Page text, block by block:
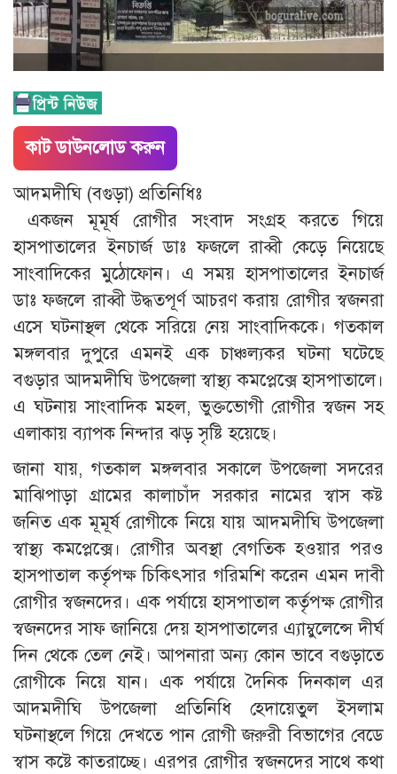
কাট ডাউনলোড করুন
আদমদীঘি (বগুড়া) প্রতিনিধিঃ
একজন মূমূর্ষ রোগীর সংবাদ সংগ্রহ করতে গিয়ে
হাসপাতালের ইনচার্জ ডাঃ ফজলে রাব্বী কেড়ে নিয়েছে
সাংবাদিকের মুঠোফোন। এ সময় হাসপাতালের ইনচার্জ
ডাঃ ফজলে রাব্বী উদ্ধতপূর্ণ আচরণ করায় রোগীর স্বজনরা
এসে ঘটনাস্থল থেকে সরিয়ে নেয় সাংবাদিককে। গতকাল
মঙ্গলবার দুপুরে এমনই এক চাঞ্চল্যকর ঘটনা ঘটেছে
বগুড়ার আদমদীঘি উপজেলা স্বাস্থ্য কমপ্লেক্সে হাসপাতালে।
এ ঘটনায় সাংবাদিক মহল, ভুক্তভোগী রোগীর স্বজন সহ
এলাকায় ব্যাপক নিন্দার ঝড় সৃষ্টি হয়েছে।
জানা যায়, গতকাল মঙ্গলবার সকালে উপজেলা সদরের
মাঝিপাড়া গ্রামের কালাচাঁদ সরকার নামের স্বাস কষ্ট
জনিত এক মূমূর্ষ রোগীকে নিয়ে যায় আদমদীঘি উপজেলা
স্বাস্থ্য কমপ্লেক্সে। রোগীর অবস্থা বেগতিক হওয়ার পরও
হাসপাতাল কর্তৃপক্ষ চিকিৎসার গরিমশি করেন এমন দাবী
রোগীর স্বজনদের। এক পর্যায়ে হাসপাতাল কর্তৃপক্ষ রোগীর
স্বজনদের সাফ জানিয়ে দেয় হাসপাতালের এ্যাম্বুলেন্সে দীর্ঘ
দিন থেকে তেল নেই। আপনারা অন্য কোন ভাবে বগুড়াতে
রোগীকে নিয়ে যান। এক পর্যায়ে দৈনিক দিনকাল এর
আদমদীঘি উপজেলা প্রতিনিধি হেদায়েতুল ইসলাম
ঘটনাস্থলে গিয়ে দেখতে পান রোগী জরুরী বিভাগের বেডে
স্বাস কষ্টে কাতরাচ্ছে। এরপর রোগীর স্বজনদের সাথে কথা